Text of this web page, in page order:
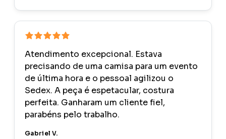
Atendimento excepcional. Estava
precisando de uma camisa para um evento
de última hora e o pessoal agilizou o
Sedex. A peça é espetacular, costura
perfeita. Ganharam um cliente fiel,
parabéns pelo trabalho.
Gabriel V.